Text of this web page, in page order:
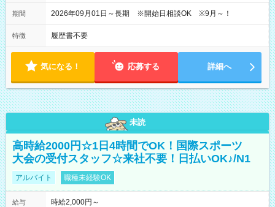
期間 2026年09月01日～長期 ※開始日相談OK ※9月～！
特徴 履歴書不要
気になる！ 応募する 詳細へ
未読
高時給2000円☆1日4時間でOK！国際スポーツ
大会の受付スタッフ☆来社不要！日払いOK♪/N1
アルバイト 職種未経験OK
給与
時給2,000円～